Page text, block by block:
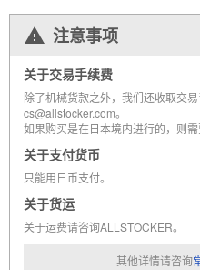
注意事项
关于交易手续费
除了机械货款之外，我们还收取交
cs@allstocker.com。
如果购买是在日本境内进行的，则需
关于支付货币
只能用日币支付。
关于货运
关于运费请咨询ALLSTOCKER。
其他详情请咨询